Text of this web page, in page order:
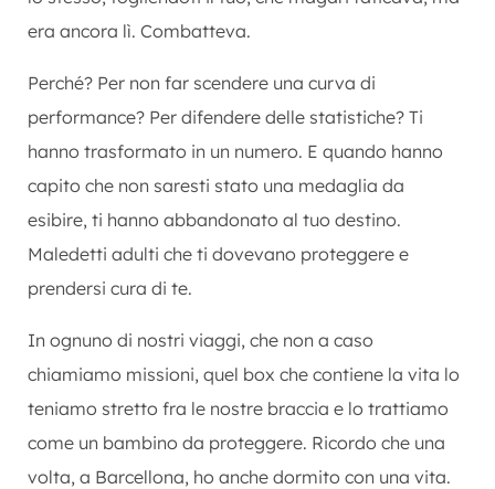
era ancora lì. Combatteva.
Perché? Per non far scendere una curva di
performance? Per difendere delle statistiche? Ti
hanno trasformato in un numero. E quando hanno
capito che non saresti stato una medaglia da
esibire, ti hanno abbandonato al tuo destino.
Maledetti adulti che ti dovevano proteggere e
prendersi cura di te.
In ognuno di nostri viaggi, che non a caso
chiamiamo missioni, quel box che contiene la vita lo
teniamo stretto fra le nostre braccia e lo trattiamo
come un bambino da proteggere. Ricordo che una
volta, a Barcellona, ho anche dormito con una vita.